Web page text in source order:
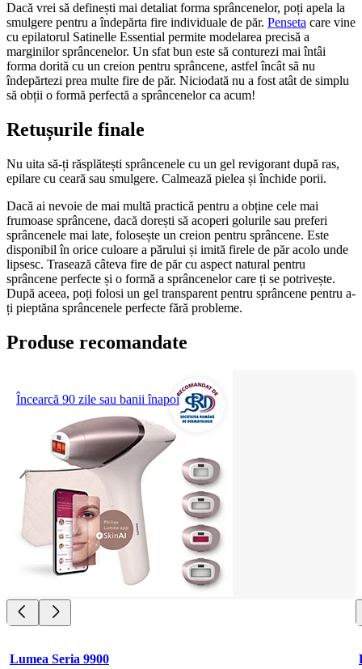
Dacă vrei să definești mai detaliat forma sprâncenelor, poți apela la
smulgere pentru a îndepărta fire individuale de păr. Penseta care vine
cu epilatorul Satinelle Essential permite modelarea precisă a
marginilor sprâncenelor. Un sfat bun este să conturezi mai întâi
forma dorită cu un creion pentru sprâncene, astfel încât să nu
îndepărtezi prea multe fire de păr. Niciodată nu a fost atât de simplu
să obții o formă perfectă a sprâncenelor ca acum!
Retușurile finale
Nu uita să-ți răsplătești sprâncenele cu un gel revigorant după ras,
epilare cu ceară sau smulgere. Calmează pielea și închide porii.
Dacă ai nevoie de mai multă practică pentru a obține cele mai
frumoase sprâncene, dacă dorești să acoperi golurile sau preferi
sprâncenele mai late, folosește un creion pentru sprâncene. Este
disponibil în orice culoare a părului și imită firele de păr acolo unde
lipsesc. Trasează câteva fire de păr cu aspect natural pentru
sprâncene perfecte și o formă a sprâncenelor care ți se potrivește.
După aceea, poți folosi un gel transparent pentru sprâncene pentru a-
ți pieptăna sprâncenele perfecte fără probleme.
Produse recomandate
Încearcă 90 zile sau banii înapoi
Lumea Seria 9900